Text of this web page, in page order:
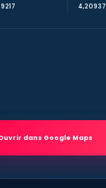
4,20937
dans Google Maps